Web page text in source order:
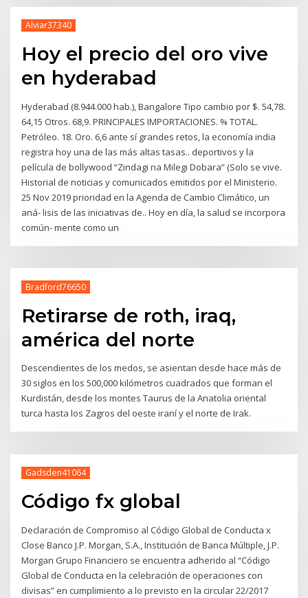
Alviar37340
Hoy el precio del oro vive
en hyderabad
Hyderabad (8.944.000 hab.), Bangalore Tipo cambio por $. 54,78.
64,15 Otros. 68,9. PRINCIPALES IMPORTACIONES. % TOTAL.
Petróleo. 18. Oro. 6,6 ante sí grandes retos, la economía india
registra hoy una de las más altas tasas.. deportivos y la
película de bollywood “Zindagi na Milegi Dobara” (Solo se vive.
Historial de noticias y comunicados emitidos por el Ministerio.
25 Nov 2019 prioridad en la Agenda de Cambio Climático, un
aná- lisis de las iniciativas de.. Hoy en día, la salud se incorpora
común- mente como un
Bradford76650
Retirarse de roth, iraq,
américa del norte
Descendientes de los medos, se asientan desde hace más de
30 siglos en los 500,000 kilómetros cuadrados que forman el
Kurdistán, desde los montes Taurus de la Anatolia oriental
turca hasta los Zagros del oeste iraní y el norte de Irak.
Gadsden41064
Código fx global
Declaración de Compromiso al Código Global de Conducta x
Close Banco J.P. Morgan, S.A., Institución de Banca Múltiple, J.P.
Morgan Grupo Financiero se encuentra adherido al “Código
Global de Conducta en la celebración de operaciones con
divisas” en cumplimiento a lo previsto en la circular 22/2017